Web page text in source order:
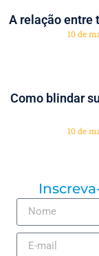
A relação entre
10 de
Como blindar
10 de